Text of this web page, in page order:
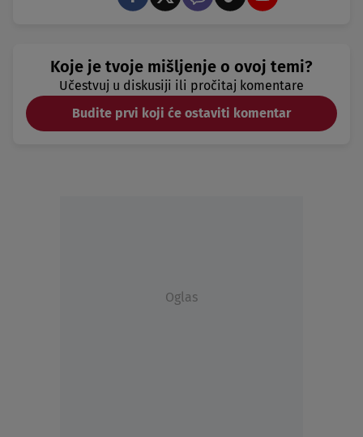
Koje je tvoje mišljenje o ovoj temi?
Učestvuj u diskusiji ili pročitaj komentare
Budite prvi koji će ostaviti komentar
Oglas